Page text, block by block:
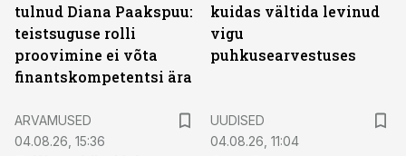
tulnud Diana Paakspuu:
teistsuguse rolli
proovimine ei võta
finantskompetentsi ära
kuidas vältida levinud
vigu
puhkusearvestuses
ARVAMUSED
04.08.26, 15:36
UUDISED
04.08.26, 11:04